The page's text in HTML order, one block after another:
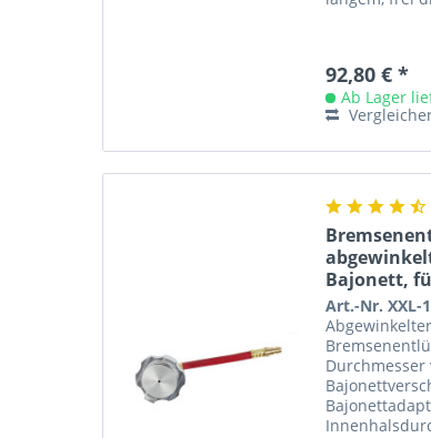
92,80 € *
Ab Lager
Bajonett,
Art.-Nr. XXL-
Abgewinkelter